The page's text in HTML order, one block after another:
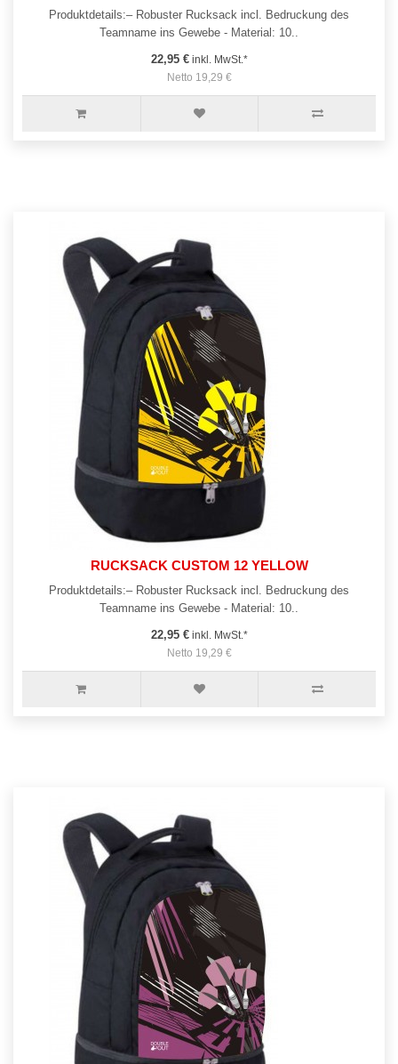
Produktdetails:– Robuster Rucksack incl. Bedruckung des
Teamname ins Gewebe - Material: 10..
22,95 €inkl. MwSt.*
Netto 19,29 €
RUCKSACK CUSTOM 12 YELLOW
Produktdetails:– Robuster Rucksack incl. Bedruckung des
Teamname ins Gewebe - Material: 10..
22,95 €inkl. MwSt.*
Netto 19,29 €